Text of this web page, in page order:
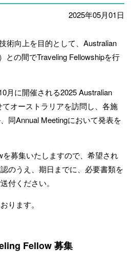
2025年05月01日
術向上を目的として、Australian
との間でTraveling Fellowshipを行
月に開催される2025 Australian
オーストラリアを訪問し、各施
同Annual Meetingにおいて発表を
募集いたしますので、希望され
のうえ、期日までに、必要書類を
付ください。
ります。
Fellow 募集